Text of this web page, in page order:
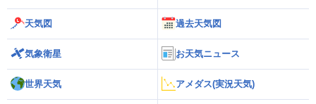
天気図 過去天気図
気象衛星 お天気ニュース
世界天気 アメダス(実況天気)